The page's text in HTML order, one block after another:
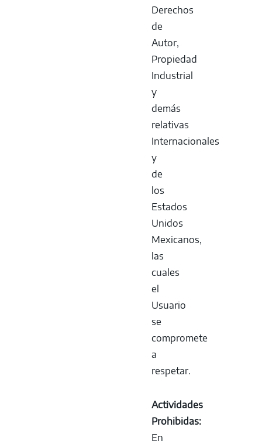
Derechos
de
Autor,
Propiedad
Industrial
y
demás
relativas
Internacionales
y
de
los
Estados
Unidos
Mexicanos,
las
cuales
el
Usuario
se
compromete
a
respetar.
Actividades
Prohibidas:
En